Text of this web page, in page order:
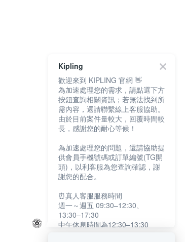
Kipling
歡迎來到 KIPLING 官網 👋
為加速處理您的需求，請點選下方
按鈕查詢相關資訊；若無法找到所
需內容，還請聯繫線上客服協助。
由於目前案件量較大，回覆時間較
長，感謝您的耐心等候！
為加速處理您的問題，還請協助提
供會員手機號碼或訂單編號(TG開
頭)，以利客服為您查詢確認，謝
謝您的配合。
⏰真人客服服務時間
週一～週五 09:30–12:30、
13:30–17:30
中午休息時間為12:30–13:30